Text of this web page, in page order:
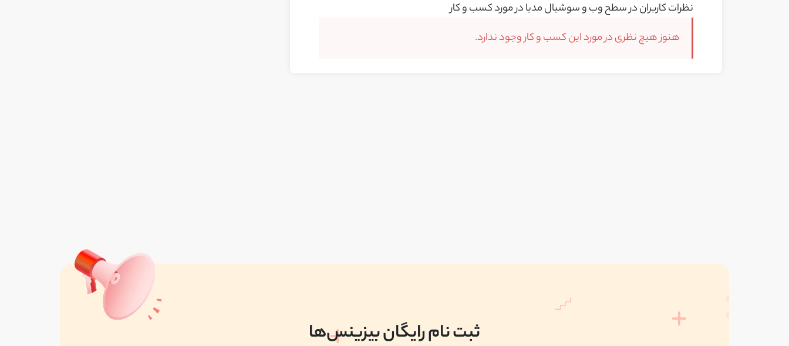
نظرات کاربران در سطح وب و سوشیال مدیا در مورد کسب و کار
هنوز هیچ نظری در مورد این کسب و کار وجود ندارد.
ثبت نام رایگان بیزینس‌ها